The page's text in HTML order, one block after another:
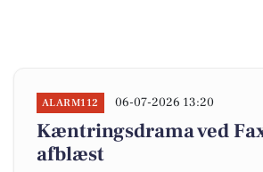
ALARM112 06-07-2026 13:20
Kæntringsdrama ved
afblæst